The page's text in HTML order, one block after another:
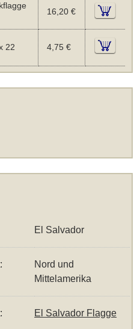
16,20 €
22
4,75 €
El Salvador
Nord und
Mittelamerika
El Salvador Flagge